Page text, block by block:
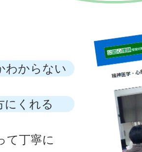
わからない
にくれる
て丁寧に